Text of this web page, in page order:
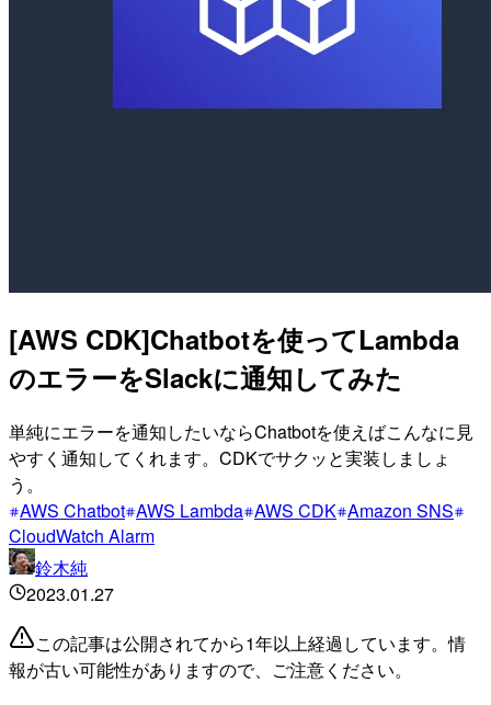
[AWS CDK]Chatbotを使ってLambda
のエラーをSlackに通知してみた
単純にエラーを通知したいならChatbotを使えばこんなに見
やすく通知してくれます。CDKでサクッと実装しましょ
う。
AWS Chatbot AWS Lambda AWS CDK Amazon SNS
CloudWatch Alarm
鈴木純
2023.01.27
この記事は公開されてから1年以上経過しています。情
報が古い可能性がありますので、ご注意ください。